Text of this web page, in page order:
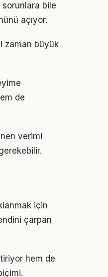
bile
açıyor.
zaman büyük
de
verimi
için
çarpan
hem de